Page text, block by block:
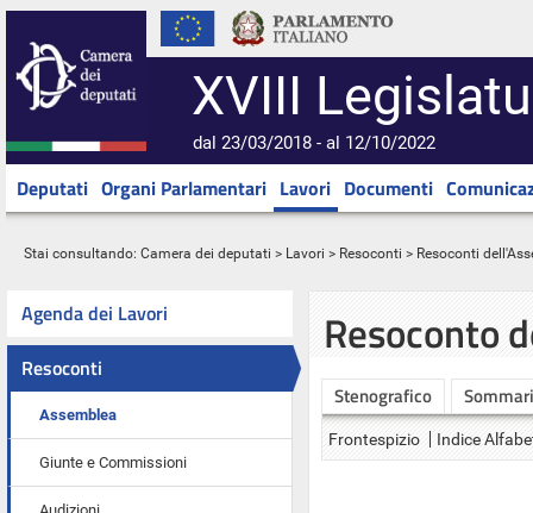
XVIII
dal 23/03/2018 - al 12/10/2022
Deputati Organi Parlamentari Lavori Documenti
Stai consultando: Camera dei deputati > Lavori > Resoconti > Resoconti
Agenda dei Lavori
Resoconti
Assemblea
Giunte e Commissioni
Resoconto
Stenografico
Frontespizio Indice